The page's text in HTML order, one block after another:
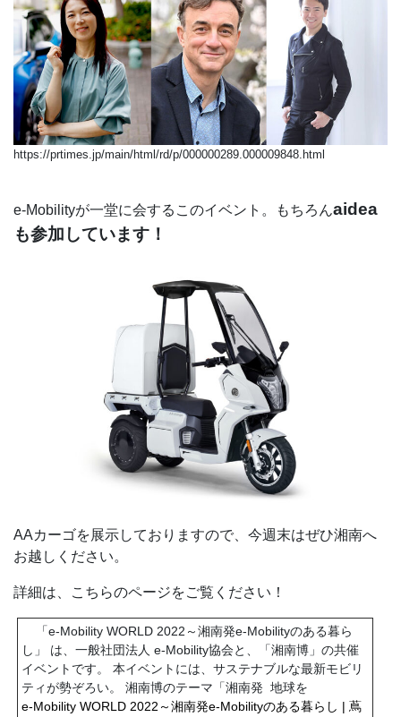
https://prtimes.jp/main/html/rd/p/000000289.000009848.html
e-Mobilityが一堂に会するこのイベント。もちろんaidea
も参加しています！
AAカーゴを展示しておりますので、今週末はぜひ湘南へ
お越しください。
詳細は、こちらのページをご覧ください！
「e-Mobility WORLD 2022～湘南発e-Mobilityのある暮ら
し」 は、一般社団法人 e-Mobility協会と、「湘南博」の共催
イベントです。 本イベントには、サステナブルな最新モビリ
ティが勢ぞろい。 湘南博のテーマ「湘南発 地球を
e-Mobility WORLD 2022～湘南発e-Mobilityのある暮らし | 蔦